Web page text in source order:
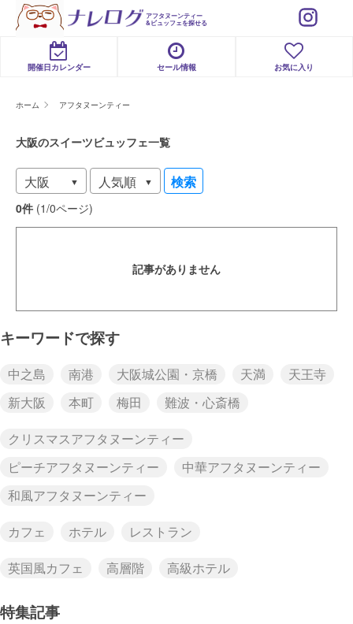
アフタヌーンティー
&ビュッフェを探せる
開催日カレンダー セール情報 お気に入り
ホーム アフタヌーンティー
大阪のスイーツビュッフェ一覧
検索
0件 (1/0ページ)
記事がありません
キーワードで探す
中之島 南港 大阪城公園・京橋 天満
天王寺
新大阪
本町 梅田
難波・心斎橋
クリスマスアフタヌーンティー
ピーチアフタヌーンティー
中華アフタヌーンティー
和風アフタヌーンティー
カフェ
ホテル
レストラン
英国風カフェ
高層階 高級ホテル
特集記事